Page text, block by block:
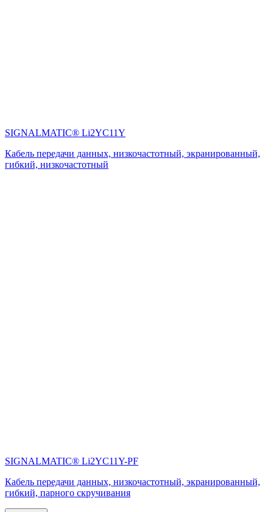
SIGNALMATIC® Li2YC11Y
Кабель передачи данных, низкочастотный, экранированный,
гибкий, низкочастотный
SIGNALMATIC® Li2YC11Y-PF
Кабель передачи данных, низкочастотный, экранированный,
гибкий, парного скручивания